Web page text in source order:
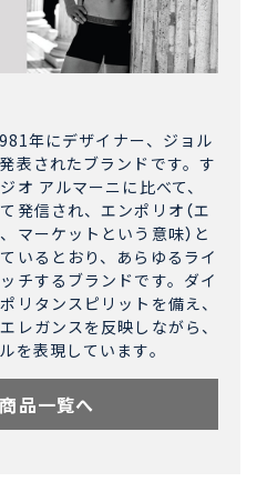
年にデザイナー、ジョル
表されたブランドです。す
オ アルマーニに比べて、
発信され、エンポリオ（エ
マーケットという意味）と
いるとおり、あらゆるライ
チするブランドです。ダイ
リタンスピリットを備え、
レガンスを反映しながら、
を表現しています。
品一覧へ